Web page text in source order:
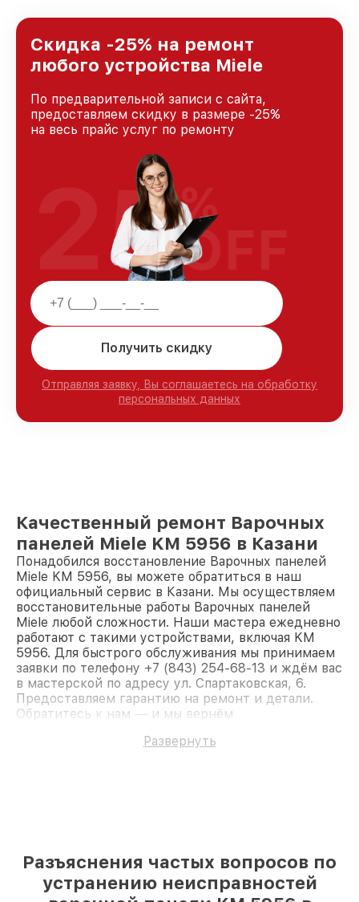
и лояльности наших клиентов.
Скидка -25% на ремонт
любого устройства Miele
По предварительной записи с сайта,
предоставляем скидку в размере -25%
на весь прайс услуг по ремонту
Получить скидку
Отправляя заявку, Вы соглашаетесь на обработку
персональных данных
25%
OFF
Качественный ремонт Варочных
панелей Miele KM 5956 в Казани
Понадобился восстановление Варочных панелей
Miele KM 5956, вы можете обратиться в наш
официальный сервис в Казани. Мы осуществляем
восстановительные работы Варочных панелей
Miele любой сложности. Наши мастера ежедневно
работают с такими устройствами, включая KM
5956. Для быстрого обслуживания мы принимаем
заявки по телефону +7 (843) 254-68-13 и ждём вас
в мастерской по адресу ул. Спартаковская, 6.
Предоставляем гарантию на ремонт и детали.
Обратитесь к нам — и мы вернём
Развернуть
Разъяснения частых вопросов по
устранению неисправностей